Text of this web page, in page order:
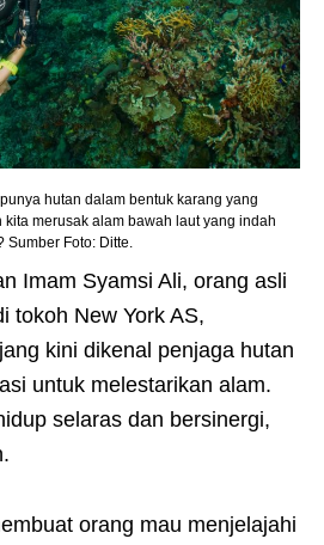
hutan dalam bentuk karang yang
merusak alam bawah laut yang indah
Sumber Foto: Ditte.
Imam Syamsi Ali, orang asli
tokoh New York AS,
kini dikenal penjaga hutan
untuk melestarikan alam.
selaras dan bersinergi,
orang mau menjelajahi